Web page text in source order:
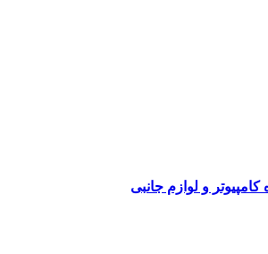
و لوازم جانبی